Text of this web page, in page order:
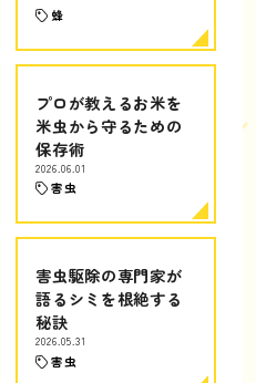
蜂
プロが教えるお米を
米虫から守るための
保存術
2026.06.01
害虫
害虫駆除の専門家が
語るシミを根絶する
秘訣
2026.05.31
害虫